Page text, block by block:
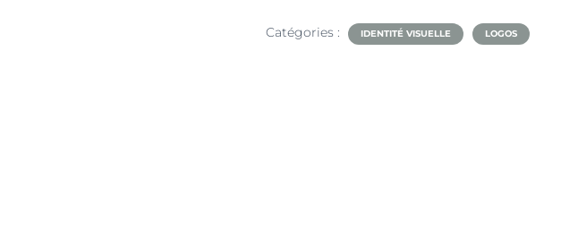
Catégories : IDENTITÉ VISUELLE LOGOS